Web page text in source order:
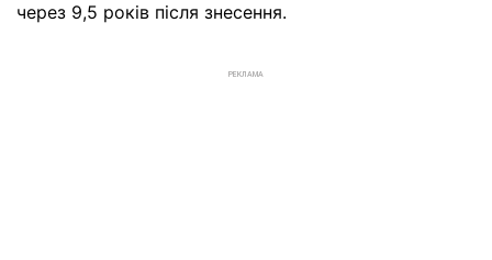
через 9,5 років після знесення.
РЕКЛАМА